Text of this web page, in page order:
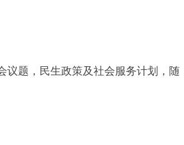
议题，民生政策及社会服务计划，